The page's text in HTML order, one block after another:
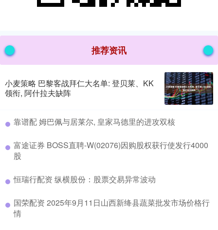
推荐资讯
小麦策略 巴黎客战拜仁大名单: 登贝莱、KK
领衔, 阿什拉夫缺阵
​靠谱配 姆巴佩与居莱尔, 皇家马德里的进攻双核
​富途证券 BOSS直聘-W(02076)因购股权获行使发行4000
股
​恒瑞行配资 纵横股份：股票交易异常波动
​国荣配资 2025年9月11日山西新绛县蔬菜批发市场价格行
情